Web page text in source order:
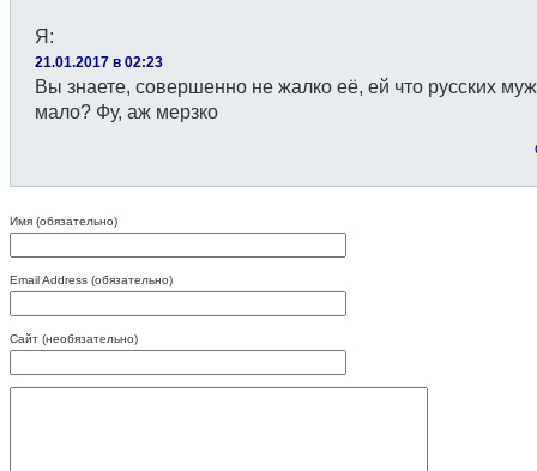
Я :
21.01.2017 в 02:23
Вы знаете, совершенно не жалко её, ей что русских
мало? Фу, аж мерзко
Имя (обязательно)
Email Address (обязательно)
Сайт (необязательно)